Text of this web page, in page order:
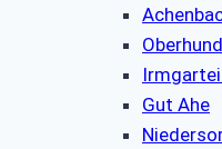
Gut Ahe